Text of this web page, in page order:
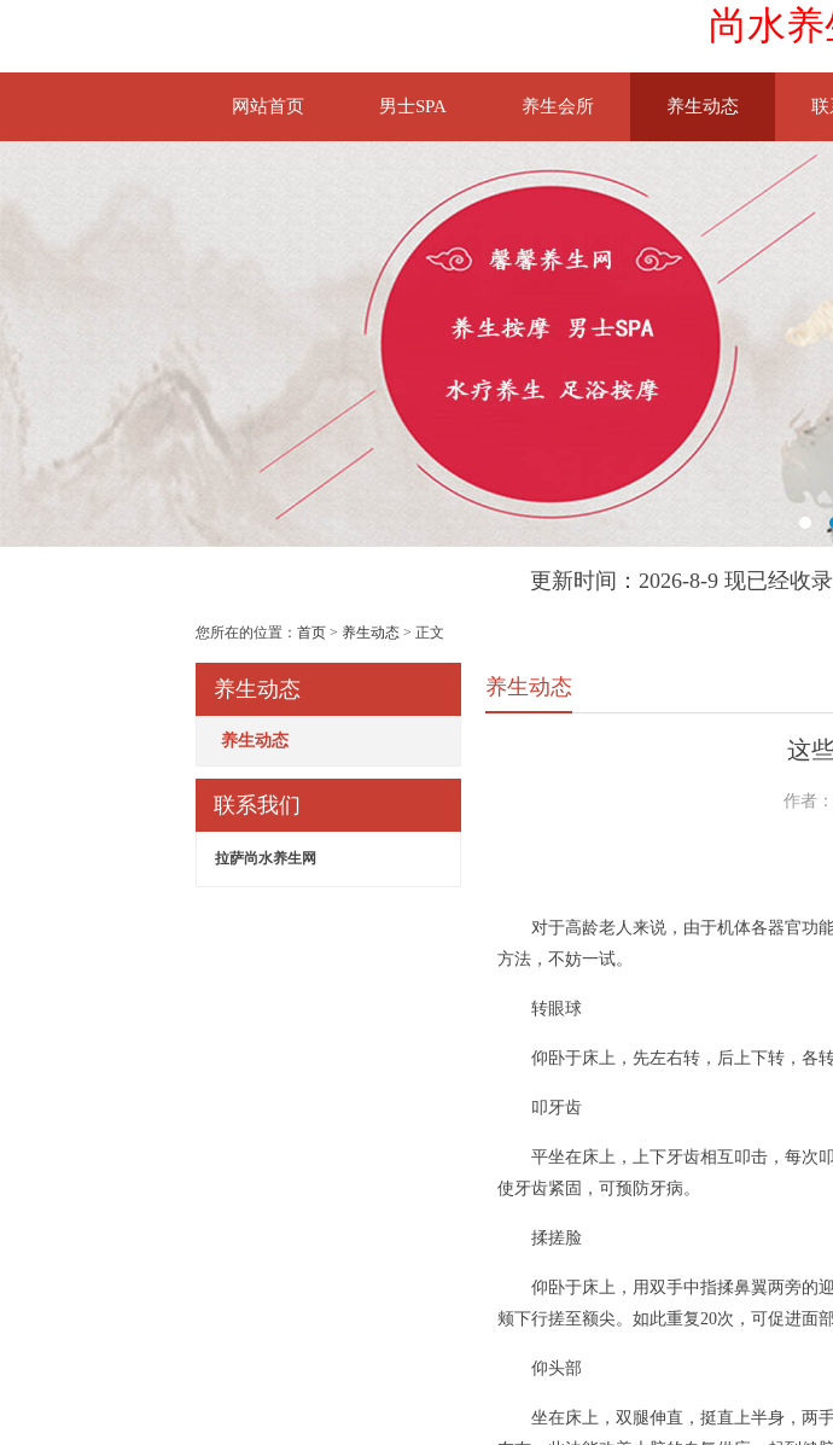
尚水养
网站首页 男士SPA 养生会所 养生动态 联
更新时间：2026-8-9 现已经收
您所在的位置： 首页 > 养生动态 > 正文
养生动态
养生动态
联系我们
拉萨尚水养生网
养生动态
这
作者
对于高龄老人来说，由于机体各器官功
方法，不妨一试。
转眼球
仰卧于床上，先左右转，后上下转，各
叩牙齿
平坐在床上，上下牙齿相互叩击，每次
使牙齿紧固，可预防牙病。
揉搓脸
仰卧于床上，用双手中指揉鼻翼两旁的
颊下行搓至额尖。如此重复20次，可促进面
仰头部
坐在床上，双腿伸直，挺直上半身，两